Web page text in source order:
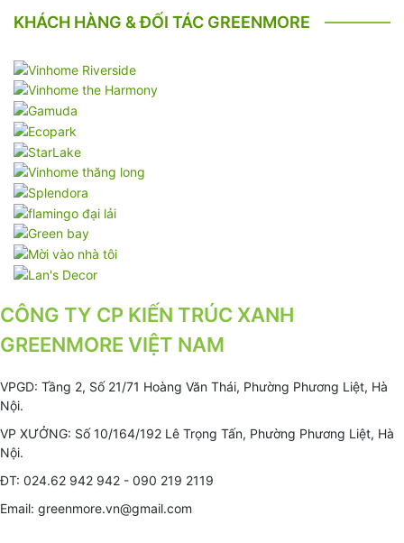
KHÁCH HÀNG & ĐỐI TÁC GREENMORE
CÔNG TY CP KIẾN TRÚC XANH
GREENMORE VIỆT NAM
VPGD: Tầng 2, Số 21/71 Hoàng Văn Thái, Phường Phương Liệt, Hà
Nội.
VP XƯỞNG: Số 10/164/192 Lê Trọng Tấn, Phường Phương Liệt, Hà
Nội.
ĐT: 024.62 942 942 - 090 219 2119
Email: greenmore.vn@gmail.com